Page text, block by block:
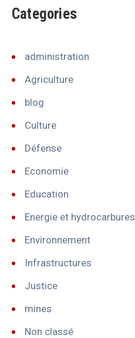
Categories
administration
Agriculture
blog
Culture
Défense
Economie
Education
Energie et hydrocarbures
Environnement
Infrastructures
Justice
mines
Non classé